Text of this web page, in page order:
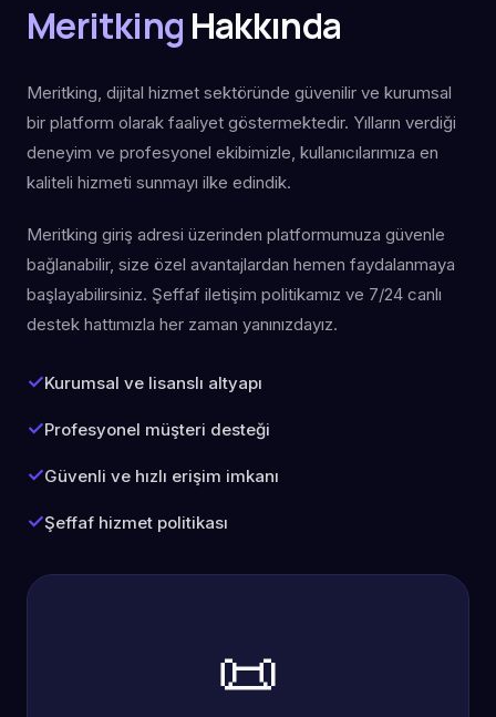
Meritking Hakkında
Meritking, dijital hizmet sektöründe güvenilir ve kurumsal
bir platform olarak faaliyet göstermektedir. Yılların verdiği
deneyim ve profesyonel ekibimizle, kullanıcılarımıza en
kaliteli hizmeti sunmayı ilke edindik.
Meritking giriş adresi üzerinden platformumuza güvenle
bağlanabilir, size özel avantajlardan hemen faydalanmaya
başlayabilirsiniz. Şeffaf iletişim politikamız ve 7/24 canlı
destek hattımızla her zaman yanınızdayız.
Kurumsal ve lisanslı altyapı
Profesyonel müşteri desteği
Güvenli ve hızlı erişim imkanı
Şeffaf hizmet politikası
📜